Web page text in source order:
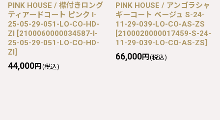
PINK HOUSE / 襟付きロング
ティアードコート ピンク I-
25-05-29-051-LO-CO-HD-
ZI [2100060000034587-I-
25-05-29-051-LO-CO-HD-
ZI]
44,000円 (税込)
PINK HOUSE / アンゴラシャ
ギーコート ベージュ S-24-
11-29-039-LO-CO-AS-ZS
[2100020000017459-S-24-
11-29-039-LO-CO-AS-ZS]
66,000円 (税込)